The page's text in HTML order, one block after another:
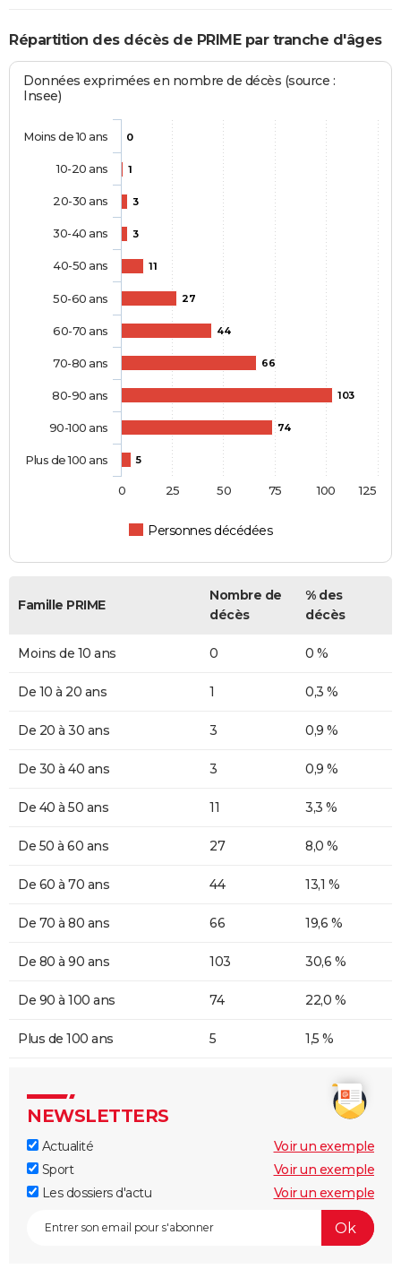
Répartition des décès de PRIME par tranche d'âges
Données exprimées en nombre de décès (source :
Insee)
0
1
3
3
11
27
44
66
103
74
5
Personnes décédées
Moins de 10 ans
10-20 ans
20-30 ans
30-40 ans
40-50 ans
50-60 ans
60-70 ans
70-80 ans
80-90 ans
90-100 ans
Plus de 100 ans
0 100
25 50 75 125
Famille PRIME
Nombre de
décès
% des
décès
Moins de 10 ans 0 0 %
De 10 à 20 ans 1 0,3 %
De 20 à 30 ans 3 0,9 %
De 30 à 40 ans 3 0,9 %
De 40 à 50 ans 11 3,3 %
De 50 à 60 ans 27 8,0 %
De 60 à 70 ans 44 13,1 %
De 70 à 80 ans 66 19,6 %
De 80 à 90 ans 103 30,6 %
De 90 à 100 ans 74 22,0 %
Plus de 100 ans 5 1,5 %
NEWSLETTERS
Actualité
Voir un exemple
Sport
Voir un exemple
Les dossiers d'actu
Voir un exemple